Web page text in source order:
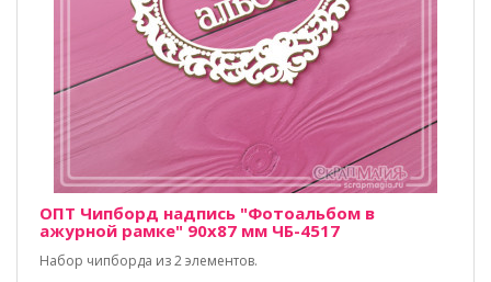
ОПТ Чипборд надпись "Фотоальбом в
ажурной рамке" 90х87 мм ЧБ-4517
Набор чипборда из 2 элементов.